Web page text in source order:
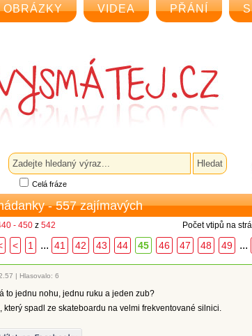
OBRÁZKY VIDEA PŘÁNÍ
Celá fráze
- 557 zajímavých
- 450 z 542 Počet vtipů na
< 1 ... 41 42 43 44 45 46 47 48 49 ...
| Hlasovalo: 6
to jednu nohu, jednu ruku a jeden zub?
který spadl ze skateboardu na velmi frekventované silnici.